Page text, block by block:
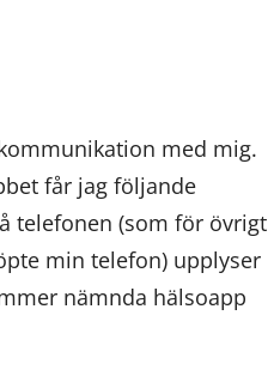
med mig.
får jag följande
telefonen (som för övrigt
min telefon) upplyser
nämnda hälsoapp